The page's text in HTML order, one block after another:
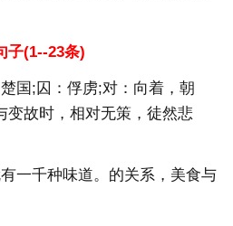
子(1--23条)
;囚：俘虏;对：向着，朝
变故时，相对无策，徒然悲
千种味道。的关系，美食与